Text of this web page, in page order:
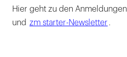
Hier geht zu den Anmeldungen
und zm starter-Newsletter .